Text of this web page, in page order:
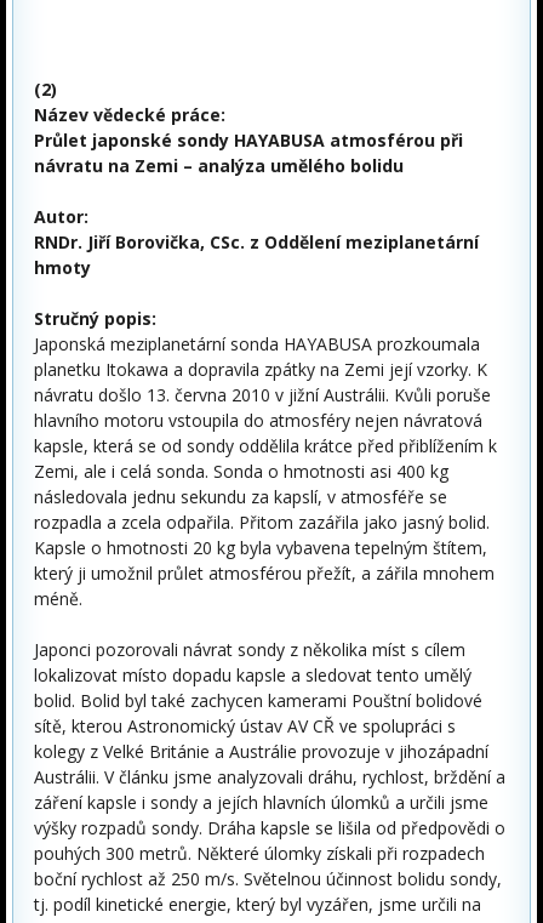
(2)
Název vědecké práce:
Průlet japonské sondy HAYABUSA atmosférou při
návratu na Zemi – analýza umělého bolidu
Autor:
RNDr. Jiří Borovička, CSc. z Oddělení meziplanetární
hmoty
Stručný popis:
Japonská meziplanetární sonda HAYABUSA prozkoumala
planetku Itokawa a dopravila zpátky na Zemi její vzorky. K
návratu došlo 13. června 2010 v jižní Austrálii. Kvůli poruše
hlavního motoru vstoupila do atmosféry nejen návratová
kapsle, která se od sondy oddělila krátce před přiblížením k
Zemi, ale i celá sonda. Sonda o hmotnosti asi 400 kg
následovala jednu sekundu za kapslí, v atmosféře se
rozpadla a zcela odpařila. Přitom zazářila jako jasný bolid.
Kapsle o hmotnosti 20 kg byla vybavena tepelným štítem,
který ji umožnil průlet atmosférou přežít, a zářila mnohem
méně.
Japonci pozorovali návrat sondy z několika míst s cílem
lokalizovat místo dopadu kapsle a sledovat tento umělý
bolid. Bolid byl také zachycen kamerami Pouštní bolidové
sítě, kterou Astronomický ústav AV CŘ ve spolupráci s
kolegy z Velké Británie a Austrálie provozuje v jihozápadní
Austrálii. V článku jsme analyzovali dráhu, rychlost, brždění a
záření kapsle i sondy a jejích hlavních úlomků a určili jsme
výšky rozpadů sondy. Dráha kapsle se lišila od předpovědi o
pouhých 300 metrů. Některé úlomky získali při rozpadech
boční rychlost až 250 m/s. Světelnou účinnost bolidu sondy,
tj. podíl kinetické energie, který byl vyzářen, jsme určili na